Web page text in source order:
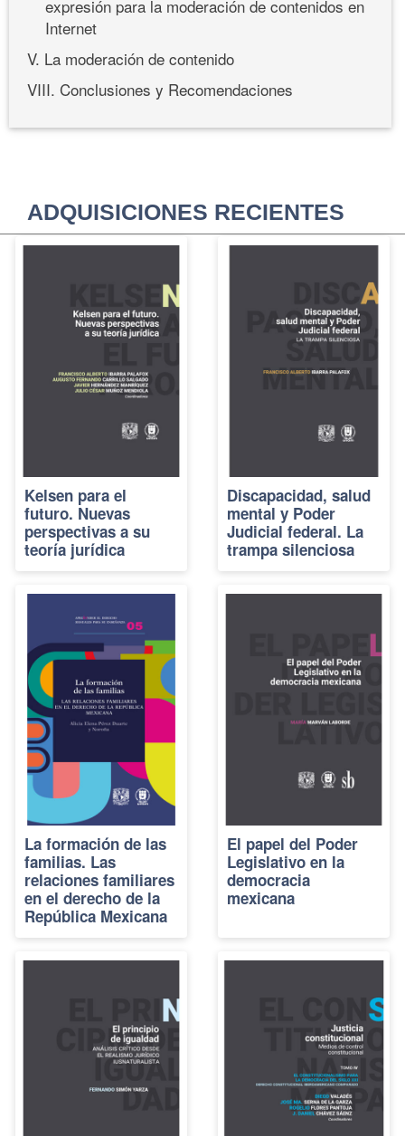
expresión para la moderación de contenidos en
Internet
V. La moderación de contenido
VIII. Conclusiones y Recomendaciones
ADQUISICIONES RECIENTES
Kelsen para el
futuro. Nuevas
perspectivas a su
teoría jurídica
Discapacidad, salud
mental y Poder
Judicial federal. La
trampa silenciosa
La formación de las
familias. Las
relaciones familiares
en el derecho de la
República Mexicana
El papel del Poder
Legislativo en la
democracia
mexicana